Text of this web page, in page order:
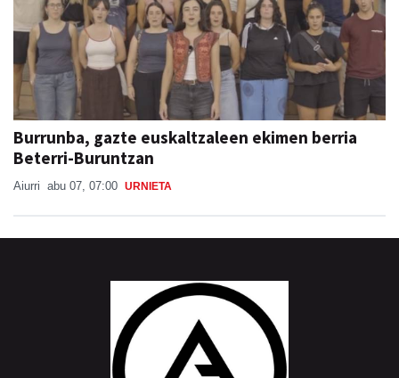
Burrunba, gazte euskaltzaleen ekimen berria
Beterri-Buruntzan
Aiurri abu 07, 07:00 URNIETA